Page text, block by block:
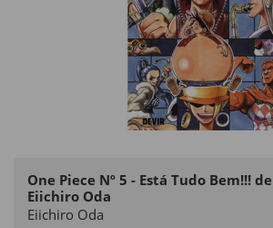
One Piece Nº 5 - Está Tudo Bem!!! de
Eiichiro Oda
Eiichiro Oda